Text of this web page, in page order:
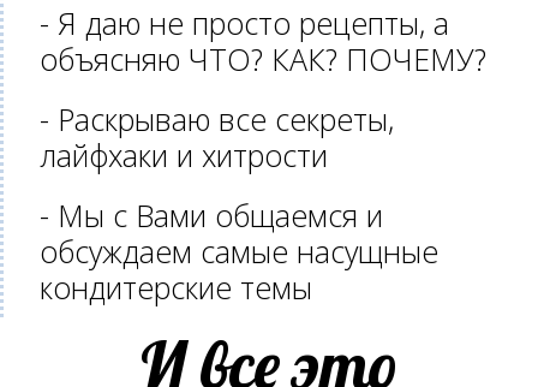
- Я даю не просто рецепты, а
объясняю ЧТО? КАК? ПОЧЕМУ?
- Раскрываю все секреты,
лайфхаки и хитрости
- Мы с Вами общаемся и
обсуждаем самые насущные
кондитерские темы
И все это